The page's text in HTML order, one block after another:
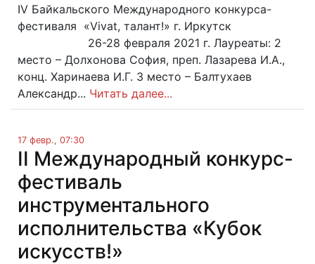
IV Байкальского Международного конкурса-
фестиваля «Vivat, талант!» г. Иркутск
26-28 февраля 2021 г. Лауреаты: 2
место – Долхонова София, преп. Лазарева И.А.,
конц. Харинаева И.Г. 3 место – Балтухаев
Александр... Читать далее...
17 февр., 07:30
II Международный конкурс-
фестиваль
инструментального
исполнительства «Кубок
искусств!»